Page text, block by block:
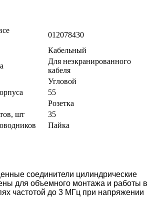
012078430
Кабельный
Для неэкранированного
кабеля
Угловой
55
Розетка
шт
35
Пайка
соединители цилиндрические
для объемного монтажа и работы в
частотой до 3 МГц при напряжении